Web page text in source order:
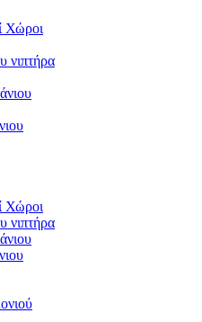
Χώροι
νιπτήρα
Χώροι
νιπτήρα